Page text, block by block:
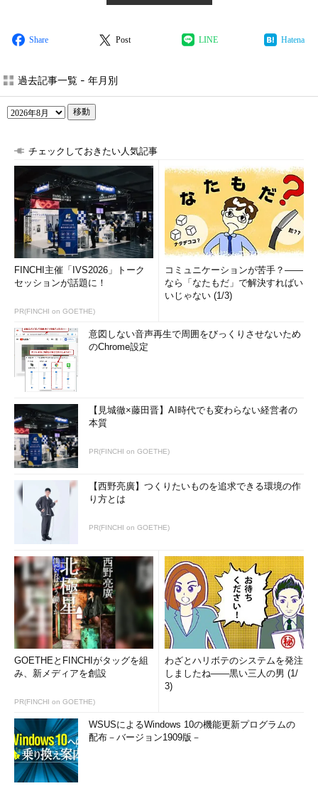
Share Post LINE Hatena
過去記事一覧 - 年月別
移動
チェックしておきたい人気記事
FINCHI主催「IVS2026」トーク
セッションが話題に！
PR(FINCHI on GOETHE)
コミュニケーションが苦手？――
なら「なたもだ」で解決すればい
いじゃない (1/3)
意図しない音声再生で周囲をびっくりさせないため
のChrome設定
【見城徹×藤田晋】AI時代でも変わらない経営者の
本質
PR(FINCHI on GOETHE)
【西野亮廣】つくりたいものを追求できる環境の作
り方とは
PR(FINCHI on GOETHE)
GOETHEとFINCHIがタッグを組
み、新メディアを創設
PR(FINCHI on GOETHE)
わざとハリボテのシステムを発注
しましたね――黒い三人の男 (1/
3)
WSUSによるWindows 10の機能更新プログラムの
配布－バージョン1909版－